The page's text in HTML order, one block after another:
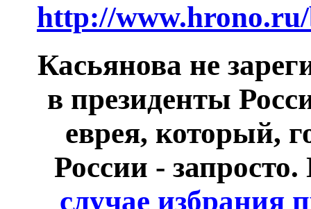
http://
Касьянова не
в президенты
еврея, который,
России -
случае избрания